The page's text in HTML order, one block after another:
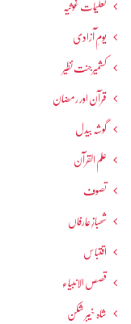
تعلیمات غوثیہ
یومِ آزادی
کشمیرجنت نظیر
قرآن اور رمضان
گوشہ بیدل
علم القرآن
تصوف
شھبازِ عارفاں
اقتباس
قصص الانبیاء
شاہ خیبر شکن